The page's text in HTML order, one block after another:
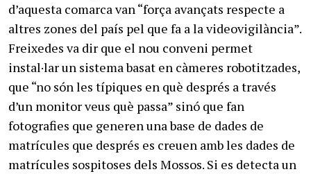
d’aquesta comarca van “força avançats respecte a
altres zones del país pel que fa a la videovigilància”.
Freixedes va dir que el nou conveni permet
instal·lar un sistema basat en càmeres robotitzades,
que “no són les típiques en què després a través
d’un monitor veus què passa” sinó que fan
fotografies que generen una base de dades de
matrícules que després es creuen amb les dades de
matrícules sospitoses dels Mossos. Si es detecta un